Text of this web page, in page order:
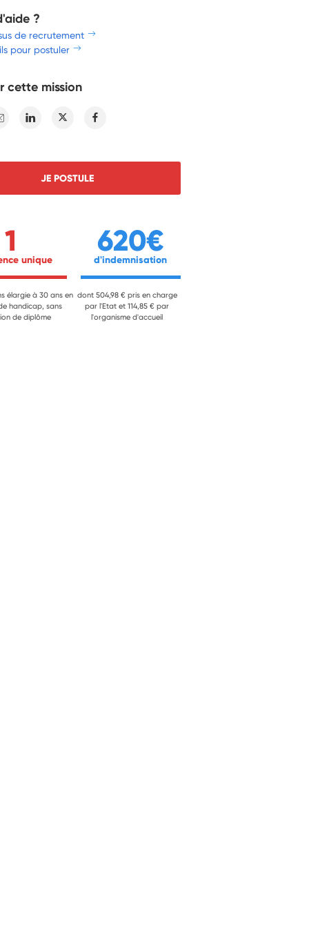
?
de recrutement
pour postuler
cette mission
E-mail Linkedin Twitter
JE POSTULE
1
unique
élargie à 30 ans en
handicap, sans
de diplôme
620€
d'indemnisation
dont 504,98 € pris en charge
par l'Etat et 114,85 € par
l'organisme d'accueil